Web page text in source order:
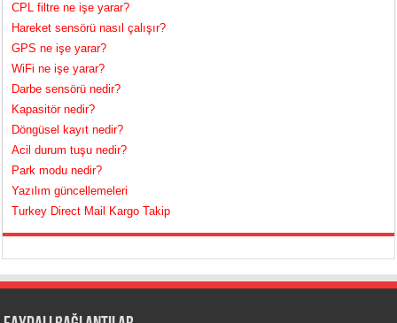
CPL filtre ne işe yarar?
Hareket sensörü nasıl çalışır?
GPS ne işe yarar?
WiFi ne işe yarar?
Darbe sensörü nedir?
Kapasitör nedir?
Döngüsel kayıt nedir?
Acil durum tuşu nedir?
Park modu nedir?
Yazılım güncellemeleri
Turkey Direct Mail Kargo Takip